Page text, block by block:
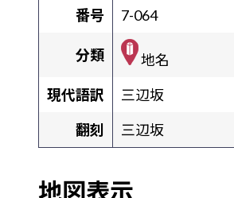
番号
7-064
分類
地名
現代語訳
三辺坂
翻刻
三辺坂
地図表示